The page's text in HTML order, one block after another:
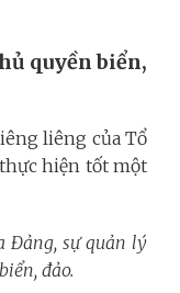
quyền biển,
liêng của Tổ
hiện tốt một
Đảng, sự quản lý
đảo.